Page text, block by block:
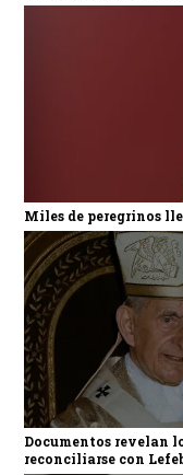
Miles de peregrinos
Documentos revelan
reconciliarse con